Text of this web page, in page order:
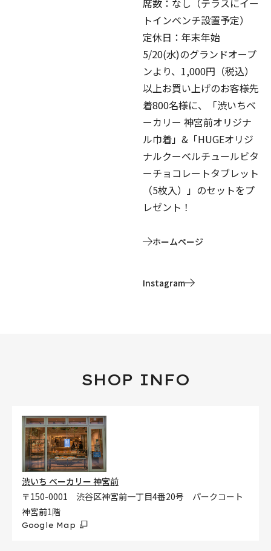
トインベンチ設置予定）
定休日：年末年始
5/20(水)のグランドオープ
ンより、1,000円（税込）
以上お買い上げのお客様先
着800名様に、「渋いちベ
ーカリー 神宮前オリジナ
ル巾着」&「HUGEオリジ
ナルクーベルチュールビタ
ーチョコレートタブレット
（5枚入）」のセットをプ
レゼント！
ホームページ
Instagram
SHOP INFO
渋いち ベーカリー 神宮前
〒150-0001 渋谷区神宮前一丁目4番20号 パークコート
神宮前1階
Google Map